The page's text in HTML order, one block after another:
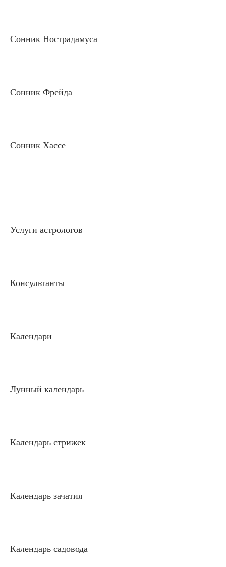
Сонник Нострадамуса
Сонник Фрейда
Сонник Хассе
Услуги астрологов
Консультанты
Календари
Лунный календарь
Календарь стрижек
Календарь зачатия
Календарь садовода